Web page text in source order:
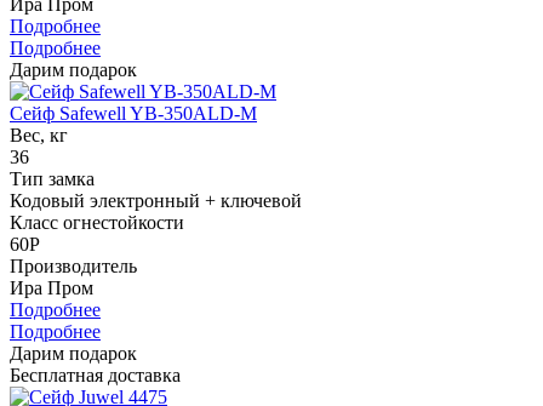
Подробнее
Подробнее
Дарим подарок
Сейф Safewell YB-350ALD-M
Вес, кг
36
Тип замка
Кодовый электронный + ключевой
Класс огнестойкости
60P
Производитель
Ира Пром
Подробнее
Подробнее
Дарим подарок
Бесплатная доставка